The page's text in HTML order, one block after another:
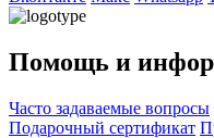
Помощь и
Часто задаваемые вопросы
Подарочный сертификат